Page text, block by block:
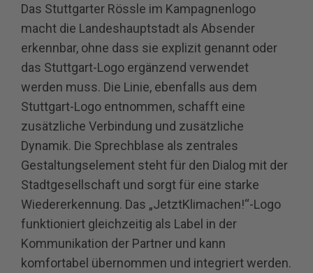
Das Stuttgarter Rössle im Kampagnenlogo
macht die Landeshauptstadt als Absender
erkennbar, ohne dass sie explizit genannt oder
das Stuttgart-Logo ergänzend verwendet
werden muss. Die Linie, ebenfalls aus dem
Stuttgart-Logo entnommen, schafft eine
zusätzliche Verbindung und zusätzliche
Dynamik. Die Sprechblase als zentrales
Gestaltungselement steht für den Dialog mit der
Stadtgesellschaft und sorgt für eine starke
Wiedererkennung. Das „JetztKlimachen!“-Logo
funktioniert gleichzeitig als Label in der
Kommunikation der Partner und kann
komfortabel übernommen und integriert werden.